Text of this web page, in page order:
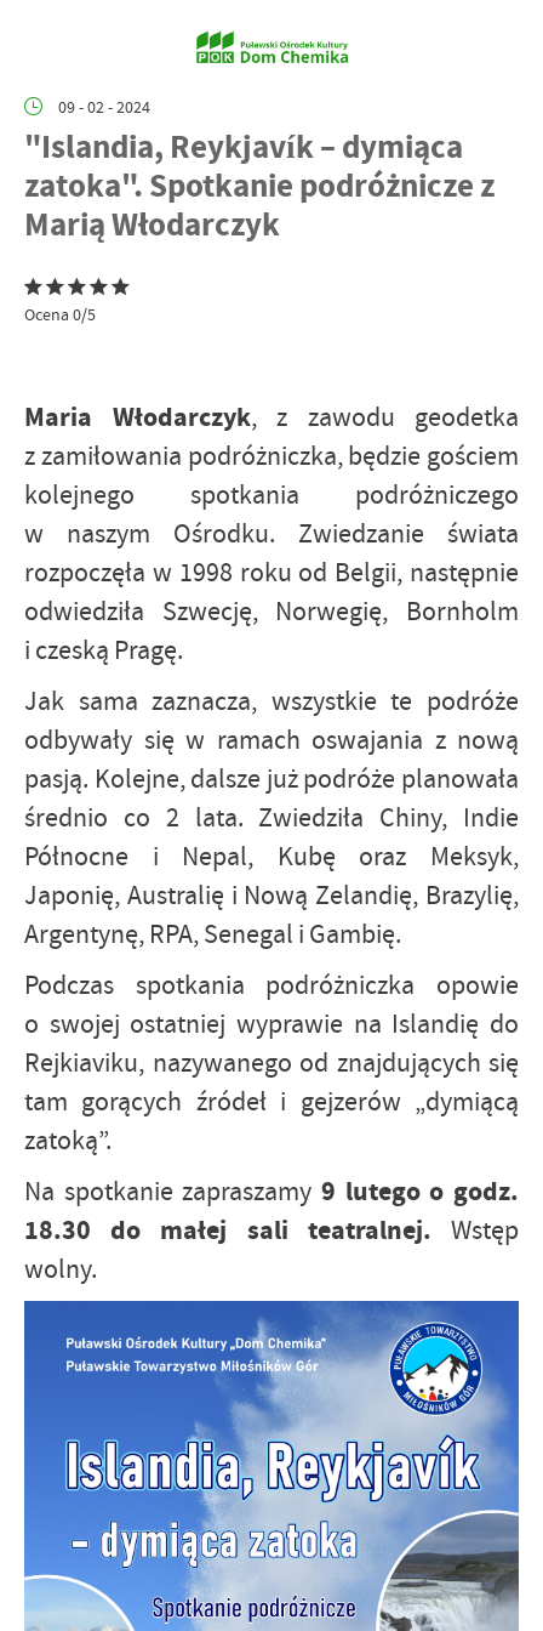
09 - 02 - 2024
"Islandia, Reykjavík – dymiąca
zatoka". Spotkanie podróżnicze z
Marią Włodarczyk
Ocena 0/5
Maria Włodarczyk, z zawodu geodetka
z zamiłowania podróżniczka, będzie gościem
kolejnego spotkania podróżniczego
w naszym Ośrodku. Zwiedzanie świata
rozpoczęła w 1998 roku od Belgii, następnie
odwiedziła Szwecję, Norwegię, Bornholm
i czeską Pragę.
Jak sama zaznacza, wszystkie te podróże
odbywały się w ramach oswajania z nową
pasją. Kolejne, dalsze już podróże planowała
średnio co 2 lata. Zwiedziła Chiny, Indie
Północne i Nepal, Kubę oraz Meksyk,
Japonię, Australię i Nową Zelandię, Brazylię,
Argentynę, RPA, Senegal i Gambię.
Podczas spotkania podróżniczka opowie
o swojej ostatniej wyprawie na Islandię do
Rejkiaviku, nazywanego od znajdujących się
tam gorących źródeł i gejzerów „dymiącą
zatoką”.
Na spotkanie zapraszamy 9 lutego o godz.
18.30 do małej sali teatralnej. Wstęp
wolny.